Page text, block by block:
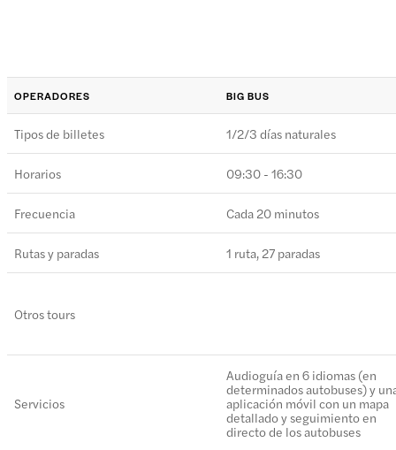
OPERADORES BIG BUS
Tipos de billetes 1/2/3 días naturales
Horarios 09:30 - 16:30
Frecuencia Cada 20 minutos
Rutas y paradas 1 ruta, 27 paradas
Otros tours
Servicios
Audioguía en 6 idiomas (en
determinados autobuses) y
aplicación móvil con un mapa
detallado y seguimiento en
directo de los autobuses